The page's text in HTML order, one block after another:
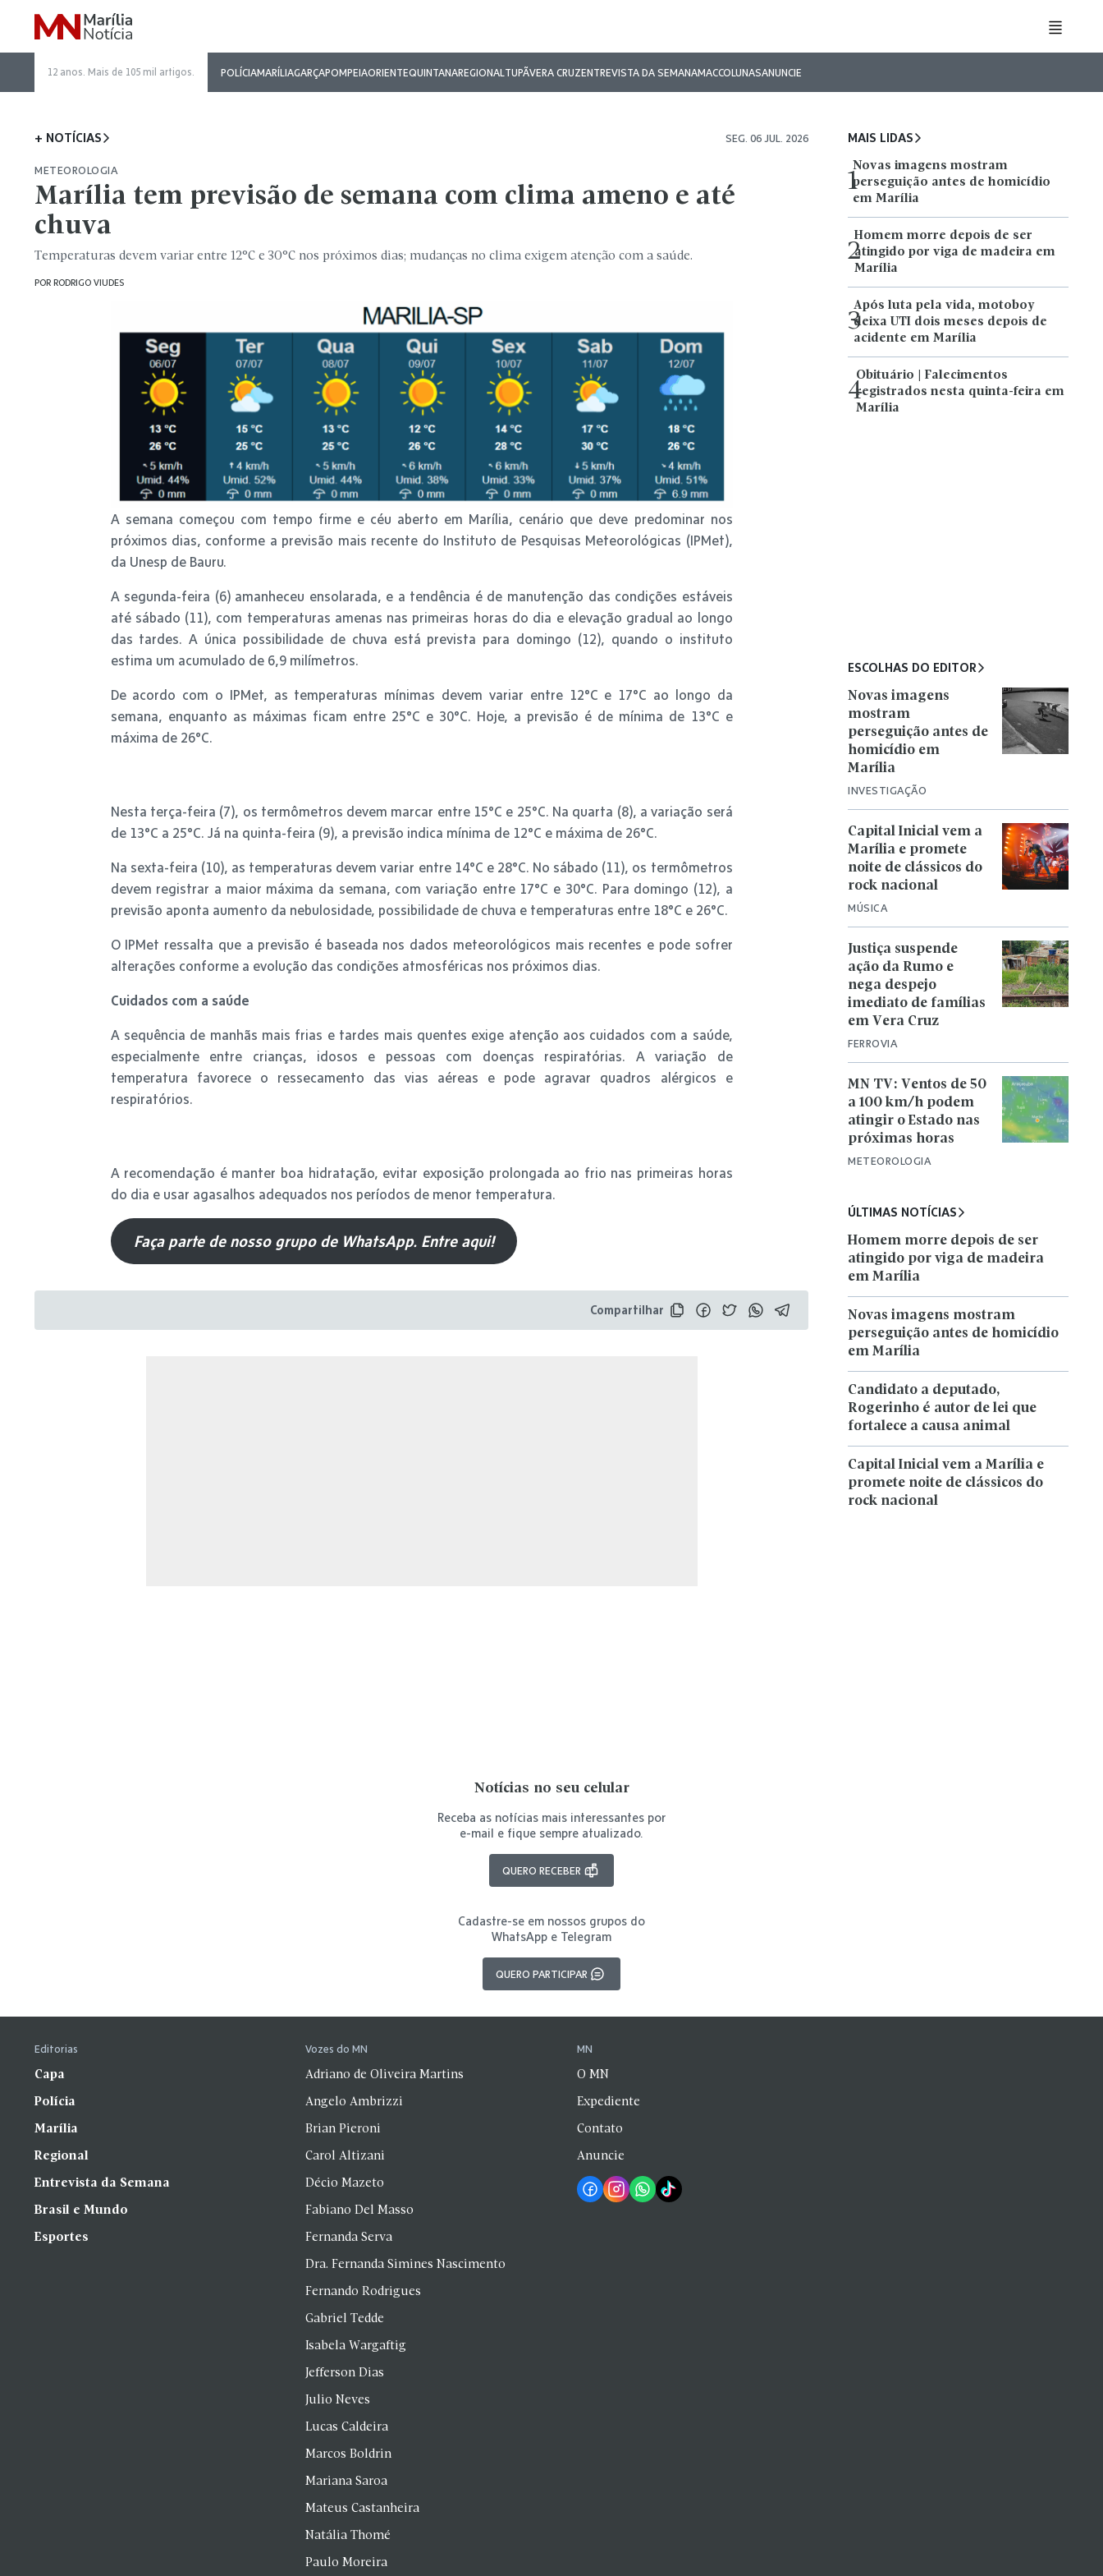
12 anos. Mais de 105 mil artigos. POLÍCIAMARÍLIAGARÇAPOMPEIAORIENTEQUINTANAREGIONALTUPÃVERA CRUZENTREVISTA DA SEMANAMACCOLUNASANUNCIE
+ NOTÍCIAS SEG. 06 JUL. 2026
METEOROLOGIA
Marília tem previsão de semana com clima ameno e até
chuva
Temperaturas devem variar entre 12°C e 30°C nos próximos dias; mudanças no clima exigem atenção com a saúde.
POR RODRIGO VIUDES
A semana começou com tempo firme e céu aberto em Marília, cenário que deve predominar nos
próximos dias, conforme a previsão mais recente do Instituto de Pesquisas Meteorológicas (IPMet),
da Unesp de Bauru.
A segunda-feira (6) amanheceu ensolarada, e a tendência é de manutenção das condições estáveis
até sábado (11), com temperaturas amenas nas primeiras horas do dia e elevação gradual ao longo
das tardes. A única possibilidade de chuva está prevista para domingo (12), quando o instituto
estima um acumulado de 6,9 milímetros.
De acordo com o IPMet, as temperaturas mínimas devem variar entre 12°C e 17°C ao longo da
semana, enquanto as máximas ficam entre 25°C e 30°C. Hoje, a previsão é de mínima de 13°C e
máxima de 26°C.
Nesta terça-feira (7), os termômetros devem marcar entre 15°C e 25°C. Na quarta (8), a variação será
de 13°C a 25°C. Já na quinta-feira (9), a previsão indica mínima de 12°C e máxima de 26°C.
Na sexta-feira (10), as temperaturas devem variar entre 14°C e 28°C. No sábado (11), os termômetros
devem registrar a maior máxima da semana, com variação entre 17°C e 30°C. Para domingo (12), a
previsão aponta aumento da nebulosidade, possibilidade de chuva e temperaturas entre 18°C e 26°C.
O IPMet ressalta que a previsão é baseada nos dados meteorológicos mais recentes e pode sofrer
alterações conforme a evolução das condições atmosféricas nos próximos dias.
Cuidados com a saúde
A sequência de manhãs mais frias e tardes mais quentes exige atenção aos cuidados com a saúde,
especialmente entre crianças, idosos e pessoas com doenças respiratórias. A variação de
temperatura favorece o ressecamento das vias aéreas e pode agravar quadros alérgicos e
respiratórios.
A recomendação é manter boa hidratação, evitar exposição prolongada ao frio nas primeiras horas
do dia e usar agasalhos adequados nos períodos de menor temperatura.
Faça parte de nosso grupo de WhatsApp. Entre aqui!
Compartilhar
MAIS LIDAS
1
Novas imagens mostram
perseguição antes de homicídio
em Marília
2
Homem morre depois de ser
atingido por viga de madeira em
Marília
3
Após luta pela vida, motoboy
deixa UTI dois meses depois de
acidente em Marília
4
Obituário | Falecimentos
registrados nesta quinta-feira em
Marília
ESCOLHAS DO EDITOR
INVESTIGAÇÃO
Novas imagens
mostram
perseguição antes de
homicídio em
Marília
MÚSICA
Capital Inicial vem a
Marília e promete
noite de clássicos do
rock nacional
FERROVIA
Justiça suspende
ação da Rumo e
nega despejo
imediato de famílias
em Vera Cruz
METEOROLOGIA
MN TV: Ventos de 50
a 100 km/h podem
atingir o Estado nas
próximas horas
ÚLTIMAS NOTÍCIAS
Homem morre depois de ser
atingido por viga de madeira
em Marília
Novas imagens mostram
perseguição antes de homicídio
em Marília
Candidato a deputado,
Rogerinho é autor de lei que
fortalece a causa animal
Capital Inicial vem a Marília e
promete noite de clássicos do
rock nacional
Notícias no seu celular
Receba as notícias mais interessantes por
e-mail e fique sempre atualizado.
QUERO RECEBER
Cadastre-se em nossos grupos do
WhatsApp e Telegram
QUERO PARTICIPAR
Editorias
Capa
Polícia
Marília
Regional
Entrevista da Semana
Brasil e Mundo
Esportes
Vozes do MN
Adriano de Oliveira Martins
Angelo Ambrizzi
Brian Pieroni
Carol Altizani
Décio Mazeto
Fabiano Del Masso
Fernanda Serva
Dra. Fernanda Simines Nascimento
Fernando Rodrigues
Gabriel Tedde
Isabela Wargaftig
Jefferson Dias
Julio Neves
Lucas Caldeira
Marcos Boldrin
Mariana Saroa
Mateus Castanheira
Natália Thomé
Paulo Moreira
MN
O MN
Expediente
Contato
Anuncie